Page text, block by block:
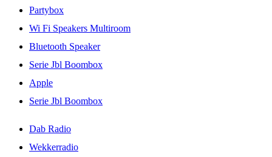
Partybox
Wi Fi Speakers Multiroom
Bluetooth Speaker
Serie Jbl Boombox
Apple
Serie Jbl Boombox
Dab Radio
Wekkerradio